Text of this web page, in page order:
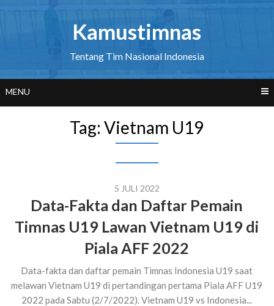
Kamustimnas
Tentang Tim Nasional Indonesia
MENU
Tag:Vietnam U19
5 JULI 2022
Data-Fakta dan Daftar Pemain
Timnas U19 Lawan Vietnam U19 di
Piala AFF 2022
Data-fakta dan daftar pemain Timnas Indonesia U19 saat
melawan Vietnam U19 di pertandingan pertama Piala AFF U19
2022 pada Sabtu (2/7/2022). Vietnam U19 vs Indonesia...